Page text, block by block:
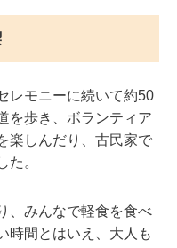
レモニーに続いて約50
を歩き、ボランティア
楽しんだり、古民家で
た。
、みんなで軽食を食べ
時間とはいえ、大人も